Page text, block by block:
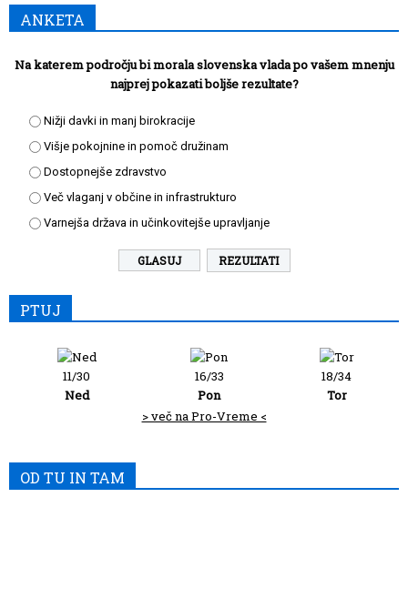
ANKETA
Na katerem področju bi morala slovenska vlada po vašem mnenju
najprej pokazati boljše rezultate?
Nižji davki in manj birokracije
Višje pokojnine in pomoč družinam
Dostopnejše zdravstvo
Več vlaganj v občine in infrastrukturo
Varnejša država in učinkovitejše upravljanje
REZULTATI
PTUJ
11/30
Ned
16/33
Pon
18/34
Tor
> več na Pro-Vreme <
OD TU IN TAM